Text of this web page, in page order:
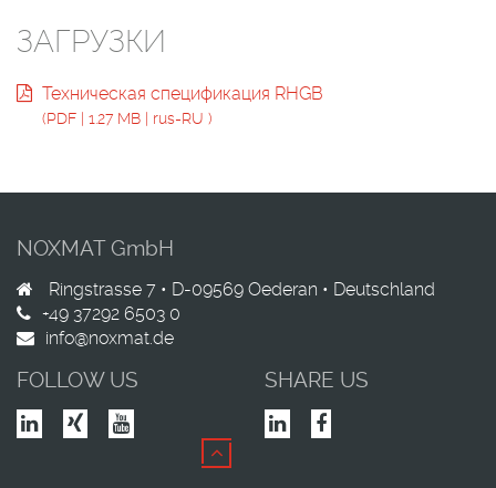
ЗАГРУЗКИ
Техническая спецификация RHGB
(PDF 1.27 MB rus-RU )
NOXMAT GmbH
Ringstrasse 7 • D-09569 Oederan • Deutschland
+49 37292 6503 0
info@noxmat.de
FOLLOW US SHARE US